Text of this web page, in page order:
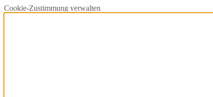
Cookie-Zustimmung verwalten